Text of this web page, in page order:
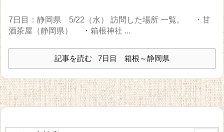
7日目：静岡県 5/22（水） 訪問した場所 一覧。 ・甘
酒茶屋（静岡県） ・箱根神社 ...
記事を読む 7日目 箱根～静岡県